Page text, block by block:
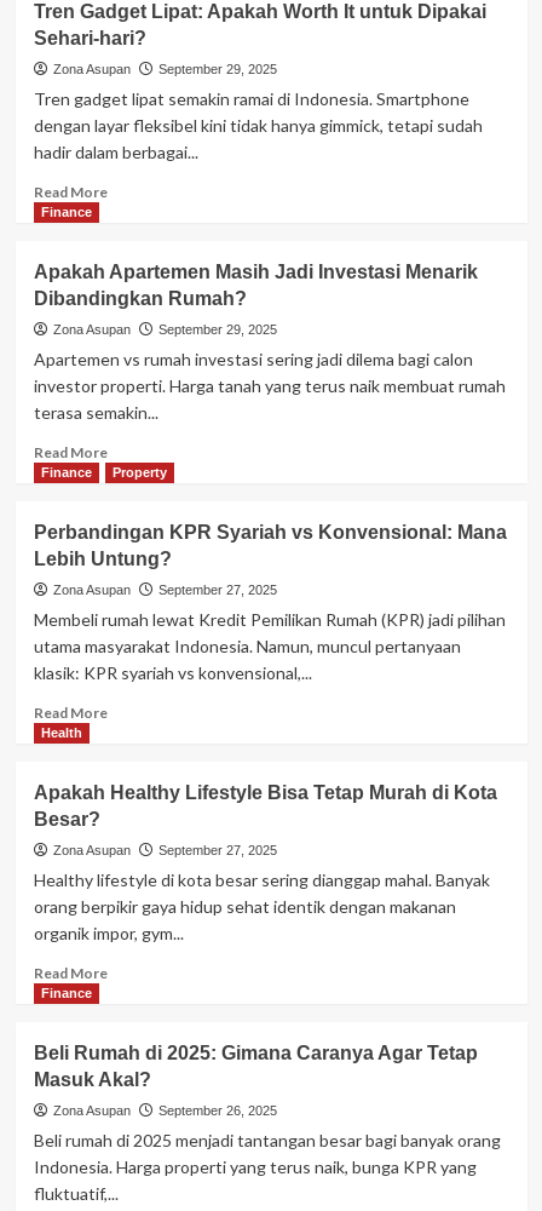
Tanah
vs
Emas:
Mana
yang
Lebih
Stabil?
Tren Gadget Lipat: Apakah Worth It untuk Dipakai
Sehari-hari?
Zona Asupan September 29, 2025
Tren gadget lipat semakin ramai di Indonesia. Smartphone
dengan layar fleksibel kini tidak hanya gimmick, tetapi sudah
hadir dalam berbagai...
Read MoreRead
Gadget
Lipat:
Apakah
untuk
Dipakai
hari?
Finance
Apakah Apartemen Masih Jadi Investasi Menarik
Dibandingkan Rumah?
Zona Asupan September 29, 2025
Apartemen vs rumah investasi sering jadi dilema bagi calon
investor properti. Harga tanah yang terus naik membuat rumah
terasa semakin...
Read MoreRead
more
Apartemen
Masih
Jadi
Investasi
Dibandingkan
Rumah?
Finance Property
Perbandingan KPR Syariah vs Konvensional: Mana
Lebih Untung?
Zona Asupan September 27, 2025
Membeli rumah lewat Kredit Pemilikan Rumah (KPR) jadi pilihan
utama masyarakat Indonesia. Namun, muncul pertanyaan
klasik: KPR syariah vs konvensional,...
Read MoreRead
KPR
vs
Konvensional:
Mana
Lebih
Untung?
Health
Apakah Healthy Lifestyle Bisa Tetap Murah di Kota
Besar?
Zona Asupan September 27, 2025
Healthy lifestyle di kota besar sering dianggap mahal. Banyak
orang berpikir gaya hidup sehat identik dengan makanan
organik impor, gym...
Read MoreRead
Healthy
Lifestyle
Bisa
Tetap
di
Kota
Finance
Beli Rumah di 2025: Gimana Caranya Agar Tetap
Masuk Akal?
Zona Asupan September 26, 2025
Beli rumah di 2025 menjadi tantangan besar bagi banyak orang
Indonesia. Harga properti yang terus naik, bunga KPR yang
fluktuatif,...